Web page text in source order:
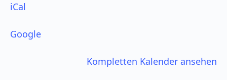
iCal
Google
Kompletten Kalender ansehen